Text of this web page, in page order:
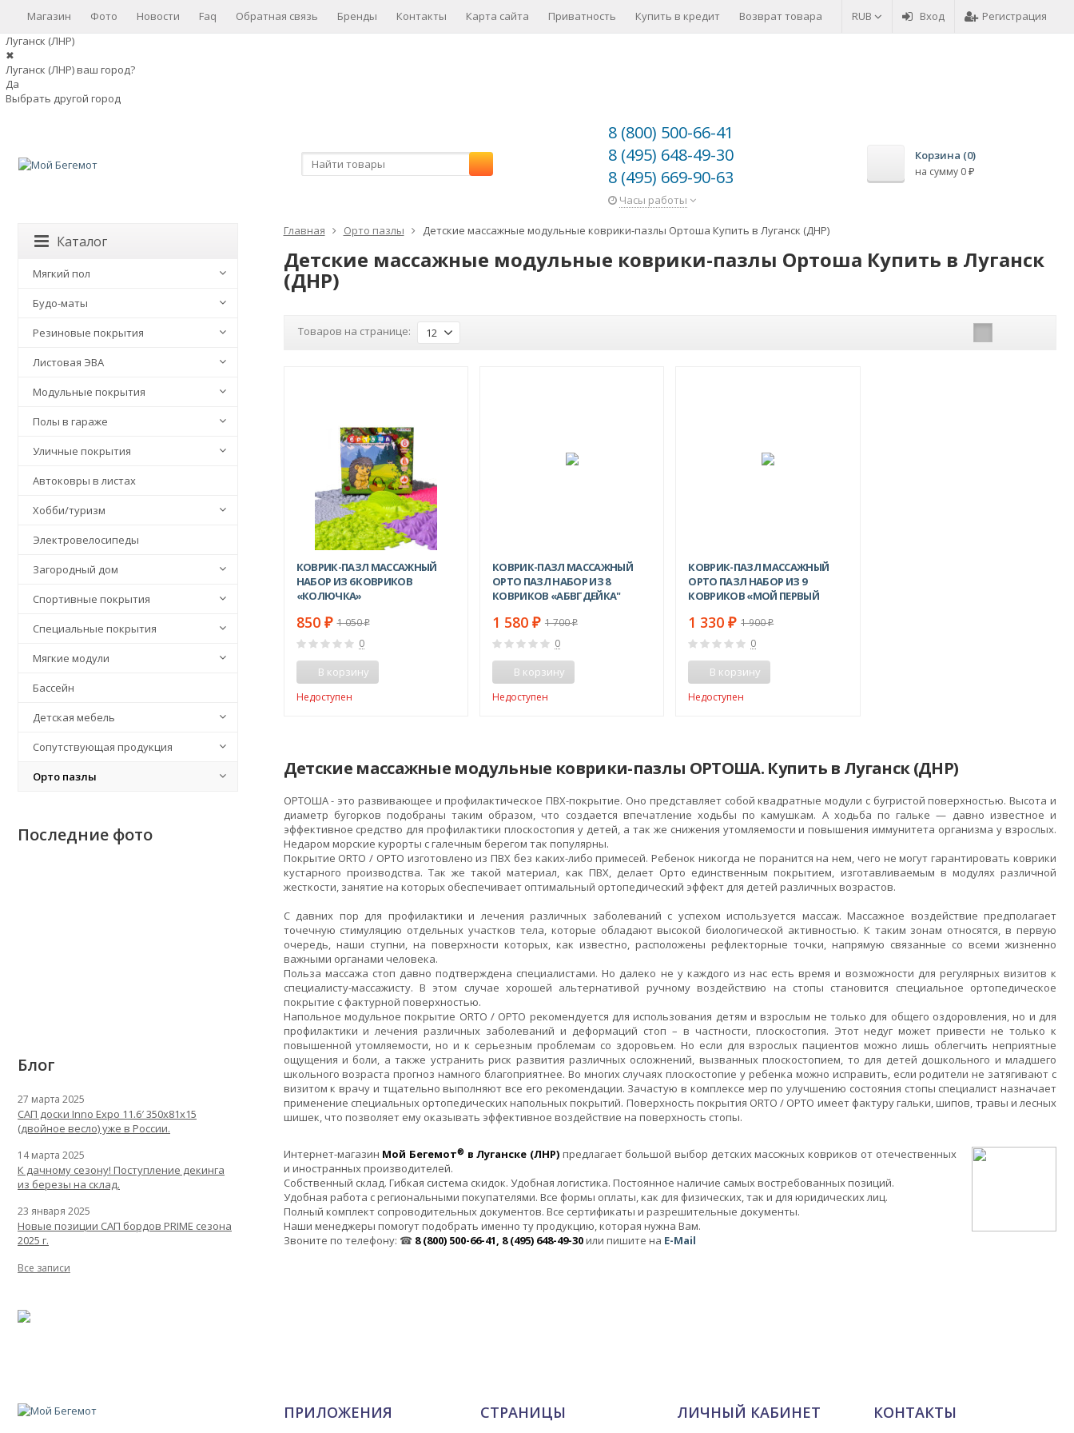
RUB Вход Регистрация
Магазин Фото Новости Faq Обратная связь Бренды Контакты Карта сайта Приватность Купить в кредит Возврат товара
Оплата товара
Луганск (ЛНР)
✖
Луганск (ЛНР) ваш город?
Да
Выбрать другой город
8 (800) 500-66-41
8 (495) 648-49-30
8 (495) 669-90-63
Часы работы
Корзина (0)
на сумму 0 ₽
Главная Орто пазлы Детские массажные модульные коврики-пазлы Ортоша Купить в Луганск (ДНР)
Детские массажные модульные коврики-пазлы Ортоша Купить в Луганск
(ДНР)
Товаров на странице: 12
КОВРИК-ПАЗЛ МАССАЖНЫЙ
НАБОР ИЗ 6 КОВРИКОВ
«КОЛЮЧКА»
850 ₽ 1 050₽
0
В корзину
Недоступен
КОВРИК-ПАЗЛ МАССАЖНЫЙ
ОРТО ПАЗЛ НАБОР ИЗ 8
КОВРИКОВ «АБВГДЕЙКА"
1 580 ₽ 1 700₽
0
В корзину
Недоступен
КОВРИК-ПАЗЛ МАССАЖНЫЙ
ОРТО ПАЗЛ НАБОР ИЗ 9
КОВРИКОВ «МОЙ ПЕРВЫЙ
1 330₽ 1 900₽
0
В корзину
Недоступен
Детские массажные модульные коврики-пазлы ОРТОША. Купить в Луганск (ДНР)
ОРТОША - это развивающее и профилактическое ПВХ-покрытие. Оно представляет собой квадратные модули с бугристой поверхностью. Высота и
диаметр бугорков подобраны таким образом, что создается впечатление ходьбы по камушкам. А ходьба по гальке — давно известное и
эффективное средство для профилактики плоскостопия у детей, а так же снижения утомляемости и повышения иммунитета организма у взрослых.
Недаром морские курорты с галечным берегом так популярны.
Покрытие ОRTO / ОРТО изготовлено из ПВХ без каких-либо примесей. Ребенок никогда не поранится на нем, чего не могут гарантировать коврики
кустарного производства. Так же такой материал, как ПВХ, делает Орто единственным покрытием, изготавливаемым в модулях различной
жесткости, занятие на которых обеспечивает оптимальный ортопедический эффект для детей различных возрастов.
С давних пор для профилактики и лечения различных заболеваний с успехом используется массаж. Массажное воздействие предполагает
точечную стимуляцию отдельных участков тела, которые обладают высокой биологической активностью. К таким зонам относятся, в первую
очередь, наши ступни, на поверхности которых, как известно, расположены рефлекторные точки, напрямую связанные со всеми жизненно
важными органами человека.
Польза массажа стоп давно подтверждена специалистами. Но далеко не у каждого из нас есть время и возможности для регулярных визитов к
специалисту-массажисту. В этом случае хорошей альтернативой ручному воздействию на стопы становится специальное ортопедическое
покрытие с фактурной поверхностью.
Напольное модульное покрытие ОRTO / ОРТО рекомендуется для использования детям и взрослым не только для общего оздоровления, но и для
профилактики и лечения различных заболеваний и деформаций стоп – в частности, плоскостопия. Этот недуг может привести не только к
повышенной утомляемости, но и к серьезным проблемам со здоровьем. Но если для взрослых пациентов можно лишь облегчить неприятные
ощущения и боли, а также устранить риск развития различных осложнений, вызванных плоскостопием, то для детей дошкольного и младшего
школьного возраста прогноз намного благоприятнее. Во многих случаях плоскостопие у ребенка можно исправить, если родители не затягивают с
визитом к врачу и тщательно выполняют все его рекомендации. Зачастую в комплексе мер по улучшению состояния стопы специалист назначает
применение специальных ортопедических напольных покрытий. Поверхность покрытия ОRTO / ОРТО имеет фактуру гальки, шипов, травы и лесных
шишек, что позволяет ему оказывать эффективное воздействие на поверхность стопы.
Интернет-магазин Мой Бегемот®в Луганске (ЛНР)предлагает большой выбор детских массжных ковриков от отечественных
и иностранных производителей.
Собственный склад. Гибкая система скидок. Удобная логистика. Постоянное наличие самых востребованных позиций.
Удобная работа с региональными покупателями. Все формы оплаты, как для физических, так и для юридических лиц.
Полный комплект сопроводительных документов. Все сертификаты и разрешительные документы.
Наши менеджеры помогут подобрать именно ту продукцию, которая нужна Вам.
Звоните по телефону: ☎ 8 (800) 500-66-41, 8 (495) 648-49-30или пишите на E-Mail
Каталог
Мягкий пол
Будо-маты
Резиновые покрытия
Листовая ЭВА
Модульные покрытия
Полы в гараже
Уличные покрытия
Автоковры в листах
Хобби/туризм
Электровелосипеды
Загородный дом
Спортивные покрытия
Специальные покрытия
Мягкие модули
Бассейн
Детская мебель
Сопутствующая продукция
Орто пазлы
Последние фото
Блог
27 марта 2025
САП доски Inno Expo 11.6′ 350x81x15
(двойное весло) уже в России.
14 марта 2025
К дачному сезону! Поступление декинга
из березы на склад.
23 января 2025
Новые позиции САП бордов PRIME сезона
2025 г.
Все записи
ПРИЛОЖЕНИЯ СТРАНИЦЫ ЛИЧНЫЙ КАБИНЕТ КОНТАКТЫ